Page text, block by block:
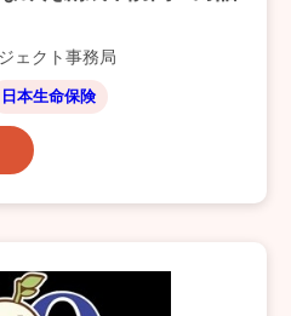
ェクト事務局
日本生命保険